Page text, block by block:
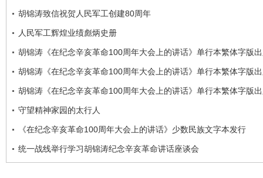
胡锦涛致信祝贺人民军工创建80周年
人民军工辉煌业绩彪炳史册
胡锦涛《在纪念辛亥革命100周年大会上的讲话》单行本繁体字版
胡锦涛《在纪念辛亥革命100周年大会上的讲话》单行本繁体字版
胡锦涛《在纪念辛亥革命100周年大会上的讲话》单行本繁体字版
守望精神家园的太行人
《在纪念辛亥革命100周年大会上的讲话》少数民族文字本发行
统一战线举行学习胡锦涛纪念辛亥革命讲话座谈会